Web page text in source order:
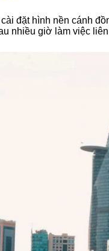
đặt hình nền cánh
nhiều giờ làm việc liên